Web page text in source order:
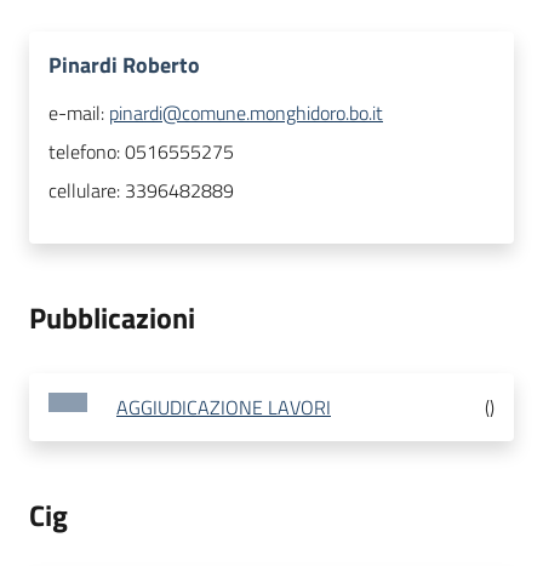
Pinardi Roberto
e-mail: pinardi@comune.monghidoro.bo.it
telefono:0516555275
cellulare: 3396482889
Pubblicazioni
AGGIUDICAZIONE LAVORI ()
Cig